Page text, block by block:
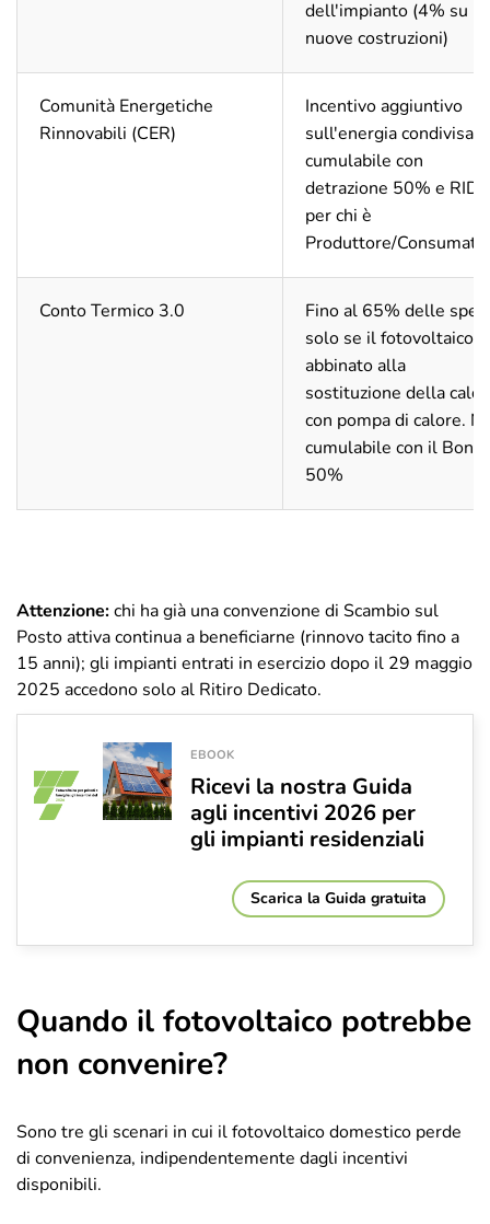
dell'impianto (4% su
nuove costruzioni)
Comunità Energetiche
Rinnovabili (CER)
Incentivo aggiuntivo
sull'energia condivisa,
cumulabile con
detrazione 50% e RID
per chi è
Produttore/
Conto Termico 3.0
Fino al 65% delle
solo se il fotovoltaico è
abbinato alla
sostituzione della
con pompa di calore.
cumulabile con il
50%
Attenzione:chi ha già una convenzione di Scambio sul
Posto attiva continua a beneficiarne (rinnovo tacito fino a
15 anni); gli impianti entrati in esercizio dopo il 29 maggio
2025 accedono solo al Ritiro Dedicato.
EBOOK
Ricevi la nostra Guida
agli incentivi 2026 per
gli impianti residenziali
Scarica la Guida gratuita
Quando il fotovoltaico potrebbe
non convenire?
Sono tre gli scenari in cui il fotovoltaico domestico perde
di convenienza, indipendentemente dagli incentivi
disponibili.